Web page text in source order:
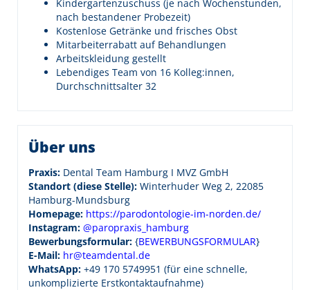
Kindergartenzuschuss (je nach Wochenstunden,
nach bestandener Probezeit)
Kostenlose Getränke und frisches Obst
Mitarbeiterrabatt auf Behandlungen
Arbeitskleidung gestellt
Lebendiges Team von 16 Kolleg:innen,
Durchschnittsalter 32
Über uns
Praxis: Dental Team Hamburg I MVZ GmbH
Standort (diese Stelle): Winterhuder Weg 2, 22085
Hamburg-Mundsburg
Homepage: https://parodontologie-im-norden.de/
Instagram: @paropraxis_hamburg
Bewerbungsformular: {BEWERBUNGSFORMULAR}
E-Mail: hr@teamdental.de
WhatsApp: +49 170 5749951 (für eine schnelle,
unkomplizierte Erstkontaktaufnahme)